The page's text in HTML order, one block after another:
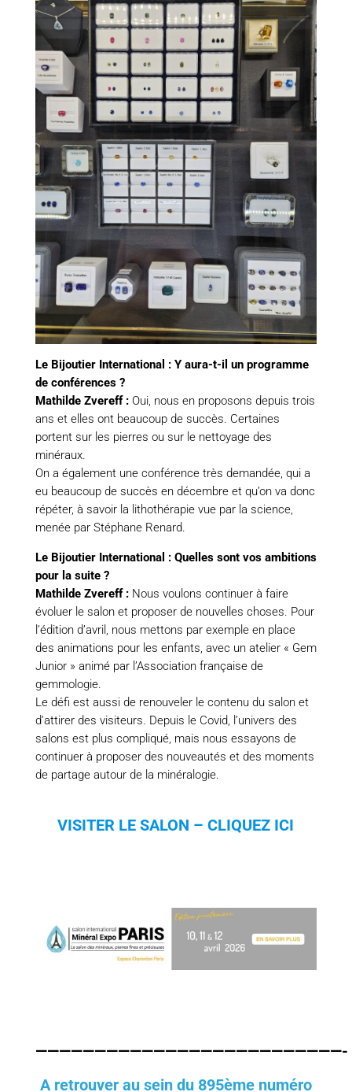
Le Bijoutier International : Y aura-t-il un programme
de conférences ?
Mathilde Zvereff :Oui, nous en proposons depuis trois
ans et elles ont beaucoup de succès. Certaines
portent sur les pierres ou sur le nettoyage des
minéraux.
On a également une conférence très demandée, qui a
eu beaucoup de succès en décembre et qu’on va donc
répéter, à savoir la lithothérapie vue par la science,
menée par Stéphane Renard.
Le Bijoutier International : Quelles sont vos ambitions
pour la suite ?
Mathilde Zvereff :Nous voulons continuer à faire
évoluer le salon et proposer de nouvelles choses. Pour
l’édition d’avril, nous mettons par exemple en place
des animations pour les enfants, avec un atelier « Gem
Junior » animé par l’Association française de
gemmologie.
Le défi est aussi de renouveler le contenu du salon et
d’attirer des visiteurs. Depuis le Covid, l’univers des
salons est plus compliqué, mais nous essayons de
continuer à proposer des nouveautés et des moments
de partage autour de la minéralogie.
VISITER LE SALON – CLIQUEZ ICI
——————————————————————————-
A retrouver au sein du 895ème numéro